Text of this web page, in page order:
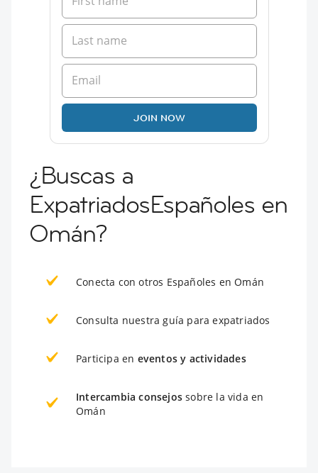
JOIN NOW
¿Buscas a
ExpatriadosEspañoles en
Omán?
Conecta con otros Españoles en Omán
Consulta nuestra guía para expatriados
Participa en eventos y actividades
Intercambia consejos sobre la vida en
Omán